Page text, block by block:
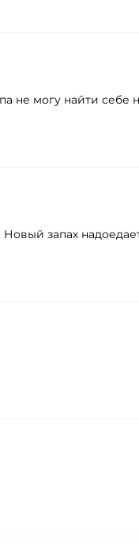
не могу найти себе
Новый запах